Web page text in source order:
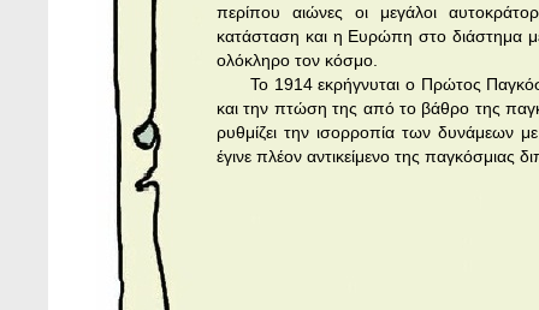
περίπου αιώνες οι μεγάλοι
κατάσταση και η Ευρώπη στο διάστημα
ολόκληρο τον κόσμο.
Το 1914 εκρήγνυται ο Πρώτος
και την πτώση της από το βάθρο της
ρυθμίζει την ισορροπία των δυνάμεων
έγινε πλέον αντικείμενο της παγκόσμιας